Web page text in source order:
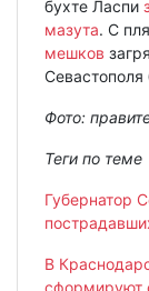
бухте Ласпи
мазута. С
мешков
Севастополя
Фото:
Теги по теме
Губернатор
В